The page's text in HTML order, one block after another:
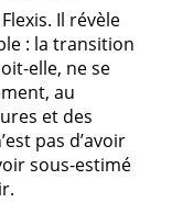
Il révèle
: la transition
elle, ne se
au
et des
pas d’avoir
sous-estimé